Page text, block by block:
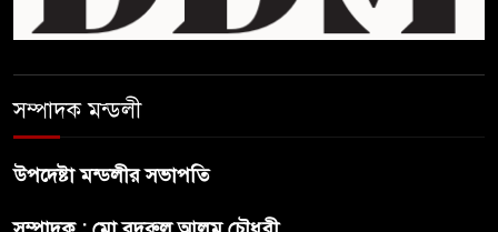
জনগনের অধিকার আদায়ে এসেছিঃ
জামাতের আমির
সম্পাদক মন্ডলী
উপদেষ্টা মন্ডলীর সভাপতি